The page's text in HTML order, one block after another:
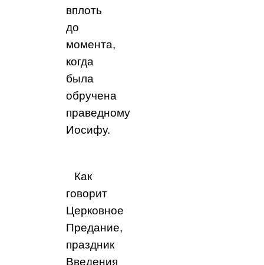
вплоть
до
момента,
когда
была
обручена
праведному
Иосифу.
Как
говорит
Церковное
Предание,
праздник
Введения